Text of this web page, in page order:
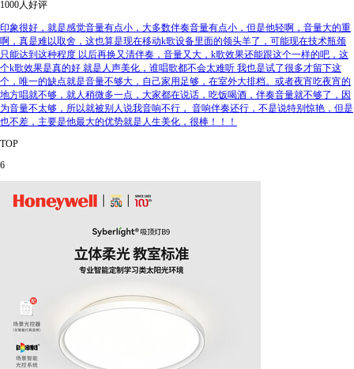
1000人好评
印象很好，就是感觉音量有点小，大多数伴奏音量有点小，但是他轻啊，音量大的重
啊，真是难以取舍，这也算是现在移动k歌设备里面的领头羊了，可能现在技术瓶颈
只能达到这种程度 以后再换又清伴奏，音量又大，k歌效果还能跟这个一样的吧，这
个k歌效果是真的好 就是人声美化，谁唱歌都不会太难听 我也是试了很多才留下这
个，唯一的缺点就是音量不够大，自己家用足够，在室外大排档。或者夜宵吃夜宵的
地方唱就不够，就人稍微多一点，大家都在说话，吃饭喝酒，伴奏音量就不够了，因
为音量不太够，所以就被别人说我音响不行， 音响伴奏还行，不是说特别惊艳，但是
也不差，主要是他最大的优势就是人生美化，很棒！！！
TOP
6